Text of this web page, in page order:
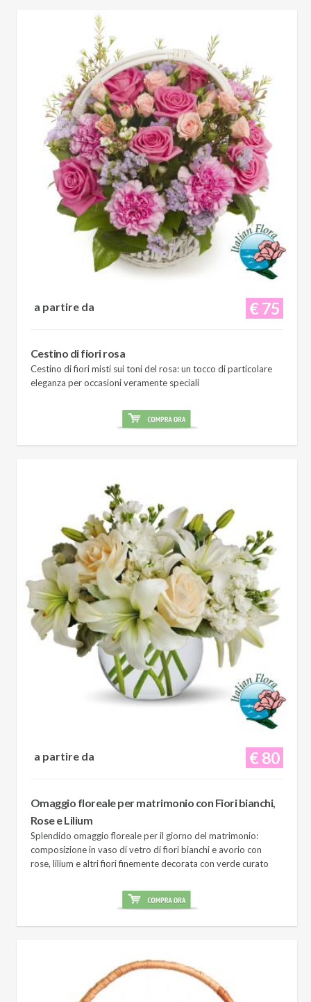
€ 75
a partire da
Cestino di fiori rosa
Cestino di fiori misti sui toni del rosa: un tocco di particolare
eleganza per occasioni veramente speciali
€ 80
a partire da
Omaggio floreale per matrimonio con Fiori bianchi,
Rose e Lilium
Splendido omaggio floreale per il giorno del matrimonio:
composizione in vaso di vetro di fiori bianchi e avorio con
rose, lilium e altri fiori finemente decorata con verde curato